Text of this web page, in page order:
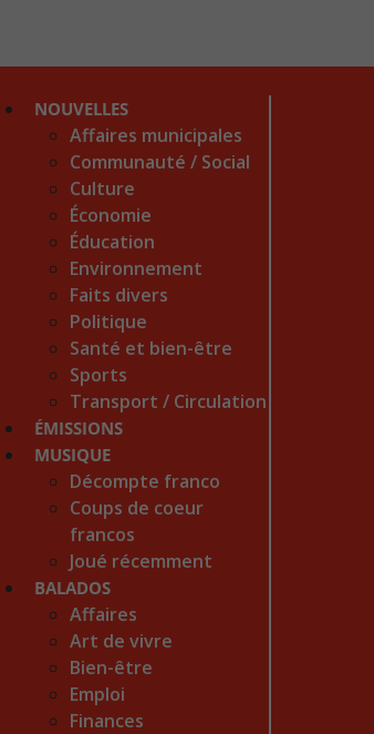
NOUVELLES
Affaires municipales
Communauté / Social
Culture
Économie
Éducation
Environnement
Faits divers
Politique
Santé et bien-être
Sports
Transport / Circulation
ÉMISSIONS
MUSIQUE
Décompte franco
Coups de coeur
francos
Joué récemment
BALADOS
Affaires
Art de vivre
Bien-être
Emploi
Finances